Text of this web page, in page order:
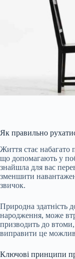
Як правильно
Життя стає набагато
що допомагають у
знайшла для вас
зменшити
звичок.
Природна здатність
народження, може
призводить до
виправити це
Ключові принципи